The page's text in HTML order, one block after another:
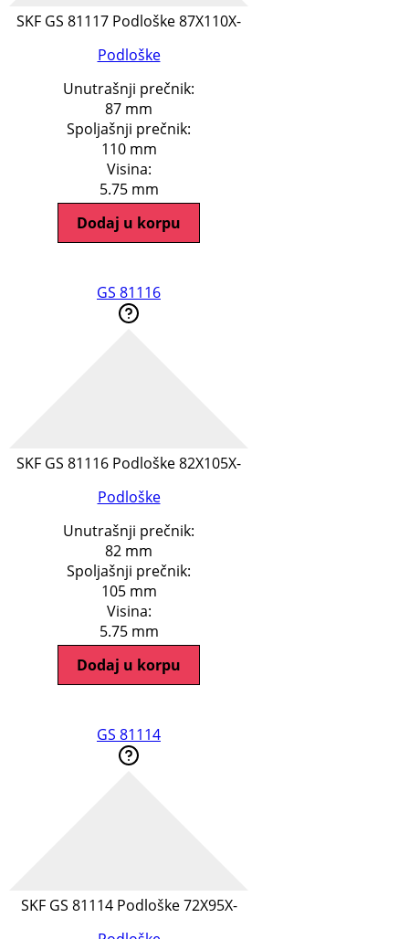
SKF GS 81117 Podloške 87X110X-
Podloške
Unutrašnji prečnik:
87 mm
Spoljašnji prečnik:
110 mm
Visina:
5.75 mm
Dodaj u korpu
GS 81116
SKF GS 81116 Podloške 82X105X-
Podloške
Unutrašnji prečnik:
82 mm
Spoljašnji prečnik:
105 mm
Visina:
5.75 mm
Dodaj u korpu
GS 81114
SKF GS 81114 Podloške 72X95X-